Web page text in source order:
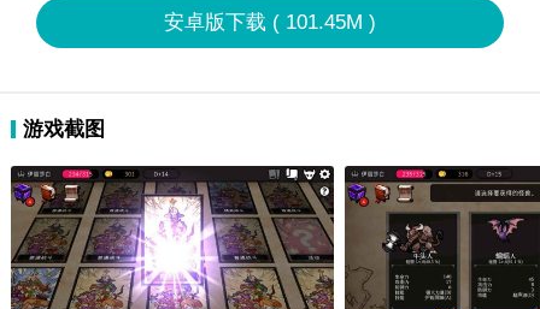
安卓版下载 ( 101.45M )
游戏截图